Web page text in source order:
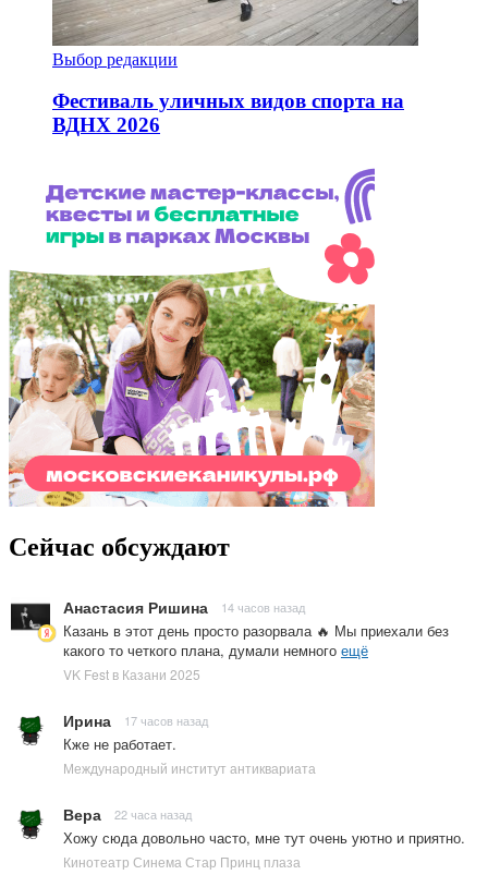
Выбор редакции
Фестиваль уличных видов спорта на
ВДНХ 2026
Сейчас обсуждают
Анастасия Ришина 14 часов назад
Казань в этот день просто разорвала 🔥 Мы приехали без
какого то четкого плана, думали немного ещё
VK Fest в Казани 2025
Ирина 17 часов назад
Кже не работает.
Международный институт антиквариата
Вера 22 часа назад
Хожу сюда довольно часто, мне тут очень уютно и приятно.
Кинотеатр Синема Стар Принц плаза